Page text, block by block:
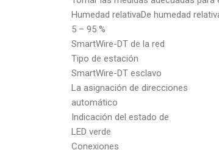
Humedad relativaDe humedad
5 – 95 %
SmartWire-DT de la red
Tipo de estación
SmartWire-DT esclavo
La asignación de direcciones
automático
Indicación del estado de
LED verde
Conexiones